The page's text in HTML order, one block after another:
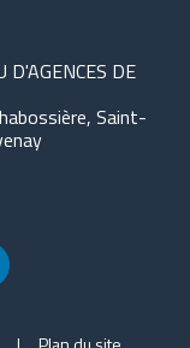
D'AGENCES DE
Saint-